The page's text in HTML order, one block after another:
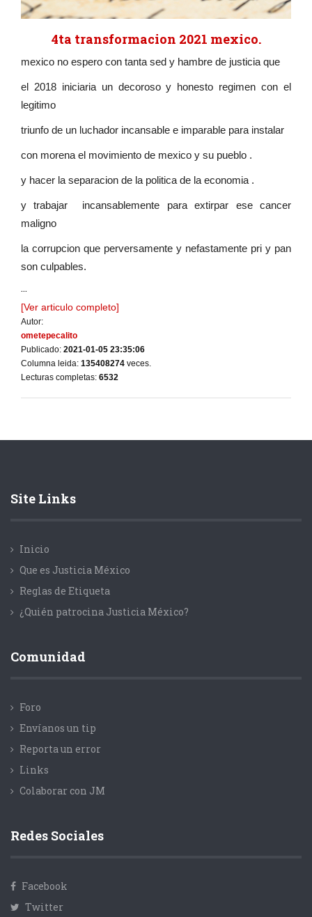
4ta transformacion 2021 mexico.
mexico no espero con tanta sed y hambre de justicia que
el 2018 iniciaria un decoroso y honesto regimen con el
legitimo
triunfo de un luchador incansable e imparable para instalar
con morena el movimiento de mexico y su pueblo .
y hacer la separacion de la politica de la economia .
y trabajar incansablemente para extirpar ese cancer
maligno
la corrupcion que perversamente y nefastamente pri y pan
son culpables.
...
[Ver articulo completo]
Autor:
ometepecalito
Publicado: 2021-01-05 23:35:06
Columna leida: 135408274 veces.
Lecturas completas: 6532
Site Links
Inicio
Que es Justicia México
Reglas de Etiqueta
¿Quién patrocina Justicia México?
Comunidad
Foro
Envíanos un tip
Reporta un error
Links
Colaborar con JM
Redes Sociales
Facebook
Twitter